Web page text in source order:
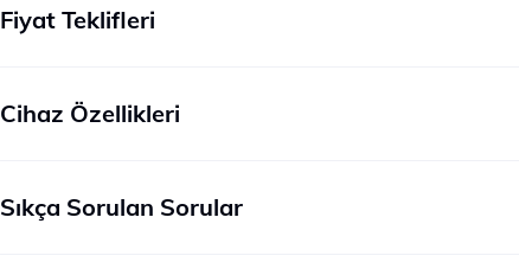
Fiyat Teklifleri
Cihaz Özellikleri
Sıkça Sorulan Sorular